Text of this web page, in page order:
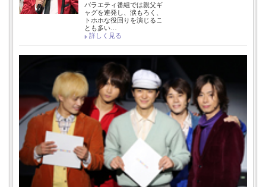
バラエティ番組では親父ギ
ャグを連発し、涙もろく、
トホホな役回りを演じるこ
とも多い…
詳しく見る